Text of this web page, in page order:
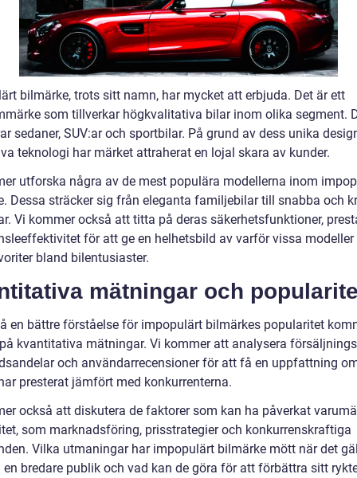
bilmärke, trots sitt namn, har mycket att erbjuda. Det är ett
som tillverkar högkvalitativa bilar inom olika segment.
sedaner, SUV:ar och sportbilar. På grund av dess unika
teknologi har märket attraherat en lojal skara av kunder.
utforska några av de mest populära modellerna inom
Dessa sträcker sig från eleganta familjebilar till snabba och
Vi kommer också att titta på deras säkerhetsfunktioner,
för att ge en helhetsbild av varför vissa modeller
bland bilentusiaster.
mätningar och
en bättre förståelse för impopulärt bilmärkes popularitet
kvantitativa mätningar. Vi kommer att analysera
och användarrecensioner för att få en uppfattning
presterat jämfört med konkurrenterna.
också att diskutera de faktorer som kan ha påverkat
som marknadsföring, prisstrategier och konkurrenskraftiga
Vilka utmaningar har impopulärt bilmärke mött när det
bredare publik och vad kan de göra för att förbättra sitt